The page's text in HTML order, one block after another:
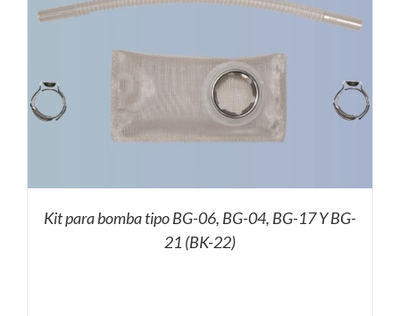
Kit para bomba tipo BG-06, BG-04, BG-17 Y BG-
21 (BK-22)